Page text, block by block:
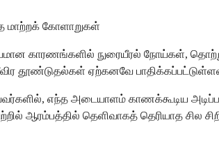
மாற்றக் கோளாறுகள்
காரணங்களில் நுரையீரல் நோய்கள்,
தூண்டுதல்கள் ஏற்கனவே
எந்த அடையாளம் காணக்கூடிய
ஆரம்பத்தில் தெளிவாகத் தெரியாத சில